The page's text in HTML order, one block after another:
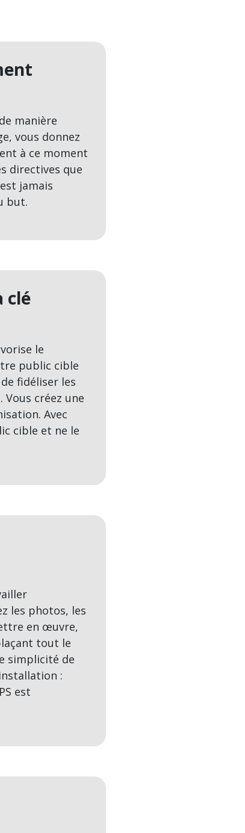
manière
vous donnez
à ce moment
directives que
jamais
but.
clé
le
public cible
fidéliser les
créez une
Avec
cible et ne le
les photos, les
en œuvre,
tout le
simplicité de
:
est